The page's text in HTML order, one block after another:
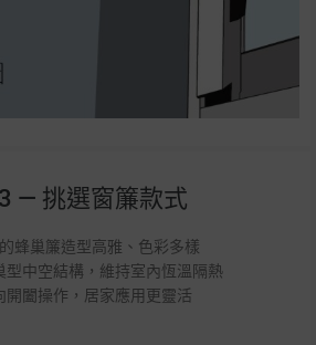
— 挑選窗簾款式
蜂巢簾造型高雅、色彩多樣
型中空結構，維持室內恆溫隔熱
開闔操作，居家應用更靈活